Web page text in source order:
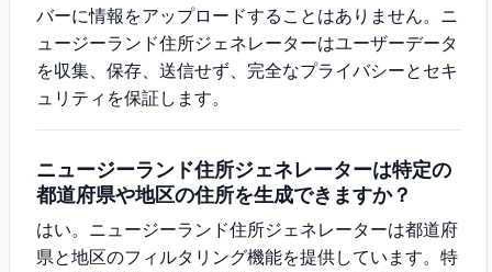
バーに情報をアップロードすることはありません。ニ
ュージーランド住所ジェネレーターはユーザーデータ
を収集、保存、送信せず、完全なプライバシーとセキ
ュリティを保証します。
ニュージーランド住所ジェネレーターは特定の
都道府県や地区の住所を生成できますか？
はい。ニュージーランド住所ジェネレーターは都道府
県と地区のフィルタリング機能を提供しています。特